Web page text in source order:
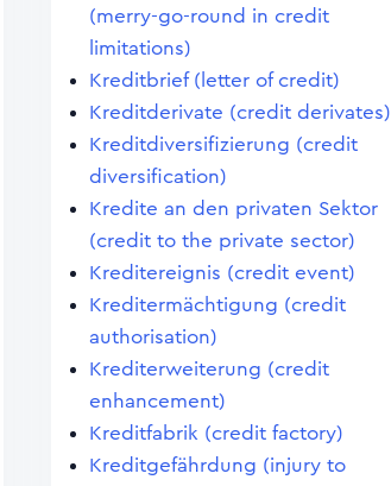
(merry-go-round in credit
limitations)
Kreditbrief (letter of credit)
Kreditderivate (credit derivates)
Kreditdiversifizierung (credit
diversification)
Kredite an den privaten Sektor
(credit to the private sector)
Kreditereignis (credit event)
Kreditermächtigung (credit
authorisation)
Krediterweiterung (credit
enhancement)
Kreditfabrik (credit factory)
Kreditgefährdung (injury to